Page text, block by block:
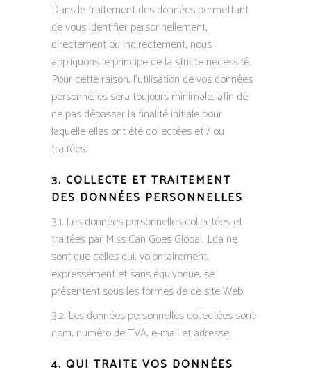
Dans le traitement des données permettant
de vous identifier personnellement,
directement ou indirectement, nous
appliquons le principe de la stricte nécessité.
Pour cette raison, l’utilisation de vos données
personnelles sera toujours minimale, afin de
ne pas dépasser la finalité initiale pour
laquelle elles ont été collectées et / ou
traitées.
3. COLLECTE ET TRAITEMENT
DES DONNÉES PERSONNELLES
3.1. Les données personnelles collectées et
traitées par Miss Can Goes Global, Lda ne
sont que celles qui, volontairement,
expressément et sans équivoque, se
présentent sous les formes de ce site Web.
3.2. Les données personnelles collectées sont:
nom, numéro de TVA, e-mail et adresse.
4. QUI TRAITE VOS DONNÉES